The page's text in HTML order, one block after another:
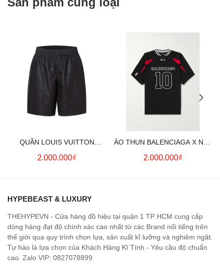
QUẦN LOUIS VUITTON
MONOGRAM MOIRE
2.000.000₫
ÁO THUN BALENCIAGA X NBA
LOGO COTTON JERSEY T-
2.000.000₫
HYPEBEAST & LUXURY
THEHYPEVN - Cửa hàng đồ hiệu tại quận 1 TP HCM cung cấp
dòng hàng đạt độ chính xác cao nhất từ các Brand nổi tiếng trên
thế giới qua quy trình chọn lựa, sản xuất kĩ lưỡng và nghiêm ngặt.
Tự hào là lựa chọn của Khách Hàng Kĩ Tính - Yêu cầu độ chuẩn
cao. Zalo VIP: 0827078899